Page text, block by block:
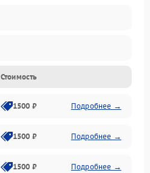
Стоимость
1500 ₽ Подробнее →
1500 ₽ Подробнее →
1500 ₽ Подробнее →